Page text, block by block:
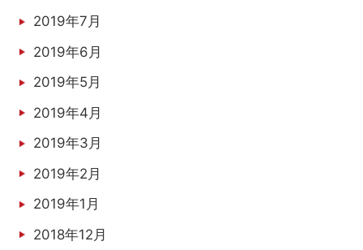
2019年7月
2019年6月
2019年5月
2019年4月
2019年3月
2019年2月
2019年1月
2018年12月